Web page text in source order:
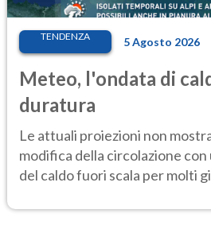
TENDENZA 5 Agosto 2026
Meteo, l'ondata di
duratura
Le attuali proiezioni non
modifica della circolazione
del caldo fuori scala per molti